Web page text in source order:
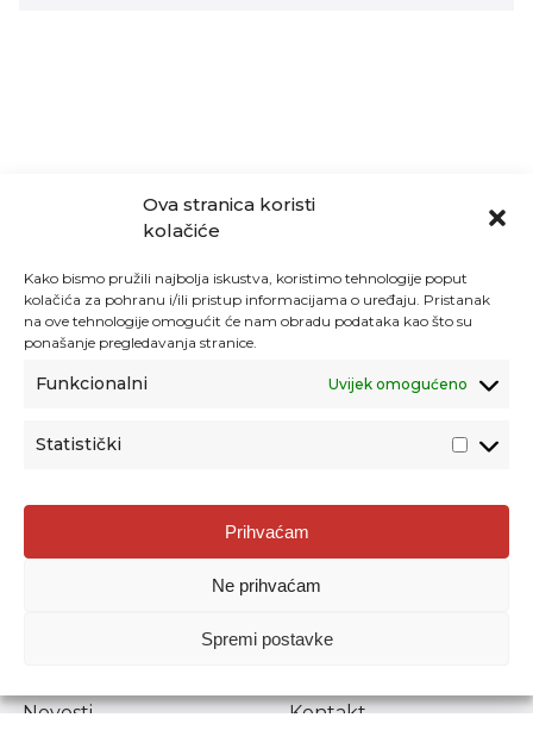
Ova stranica koristi
kolačiće
Kako bismo pružili najbolja iskustva, koristimo tehnologije poput
kolačića za pohranu i/ili pristup informacijama o uređaju. Pristanak
na ove tehnologije omogućit će nam obradu podataka kao što su
ponašanje pregledavanja stranice.
Funkcionalni Uvijek omogućeno
Statistički
Prihvaćam
Ne prihvaćam
Spremi postavke
Agencija za odgoj i obrazovanje
Donje Svetice 38, 10000 Zagreb
1778129
Prenošenje sadržaja dopušteno je uz navođenje izvora.
Novosti
Kontakt